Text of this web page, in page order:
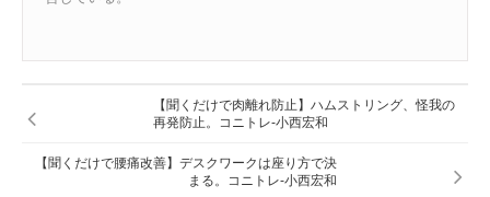
【聞くだけで肉離れ防止】ハムストリング、怪我の
再発防止。コニトレ-小西宏和
【聞くだけで腰痛改善】デスクワークは座り方で決
まる。コニトレ-小西宏和